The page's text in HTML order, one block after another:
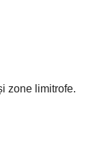
zone limitrofe.